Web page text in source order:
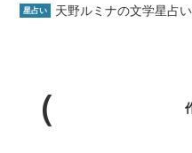
星占い 天野ルミナの文学星占い